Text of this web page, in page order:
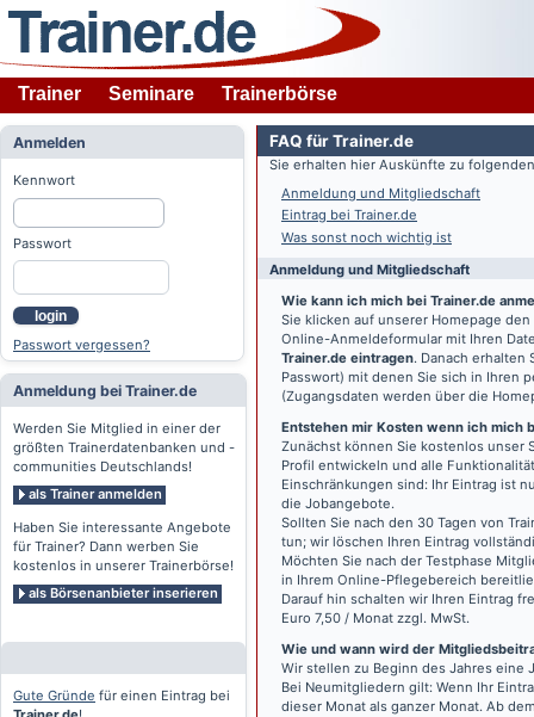
Trainer Seminare Trainerbörse
Anmelden
Kennwort
Passwort
login
Passwort vergessen?
Anmeldung bei Trainer.de
Werden Sie Mitglied in einer der
größten Trainerdatenbanken und -
communities Deutschlands!
als Trainer anmelden
Haben Sie interessante Angebote
für Trainer? Dann werben Sie
kostenlos in unserer Trainerbörse!
als Börsenanbieter inserieren
Gute Gründe für einen Eintrag bei
FAQ für Trainer.de
Sie erhalten hier Auskünfte zu
Anmeldung und Mitgliedschaft
Eintrag bei Trainer.de
Was sonst noch wichtig ist
Anmeldung und Mitgliedschaft
Wie kann ich mich bei Trainer.de
Sie klicken auf unserer Homepage
Online-Anmeldeformular mit Ihren
Trainer.de eintragen. Danach erhalten
Passwort) mit denen Sie sich in Ihren
(Zugangsdaten werden über die
Entstehen mir Kosten wenn ich mich
Zunächst können Sie kostenlos unser
Profil entwickeln und alle
Einschränkungen sind: Ihr Eintrag ist
die Jobangebote.
Sollten Sie nach den 30 Tagen von
tun; wir löschen Ihren Eintrag
Möchten Sie nach der Testphase
in Ihrem Online-Pflegebereich
Darauf hin schalten wir Ihren Eintrag
Euro 7,50 / Monat zzgl. MwSt.
Wie und wann wird der
Wir stellen zu Beginn des Jahres eine
Bei Neumitgliedern gilt: Wenn Ihr
dieser Monat als ganzer Monat. Ab